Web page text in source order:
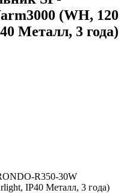
(WH, 120
Металл, 3 года)
R350-30W
IP40 Металл, 3 года)